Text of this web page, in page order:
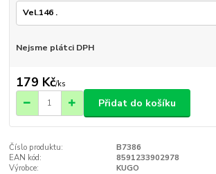
Nejsme plátci DPH
179 Kč/ks
Přidat do košíku
Číslo produktu:
B7386
EAN kód:
8591233902978
Výrobce:
KUGO